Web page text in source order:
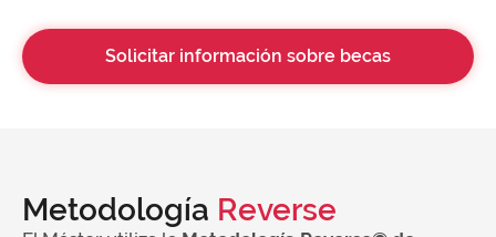
Solicitar información sobre becas
Metodología Reverse